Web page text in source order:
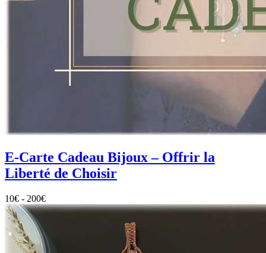
E-Carte Cadeau Bijoux – Offrir la
Liberté de Choisir
10€ - 200€